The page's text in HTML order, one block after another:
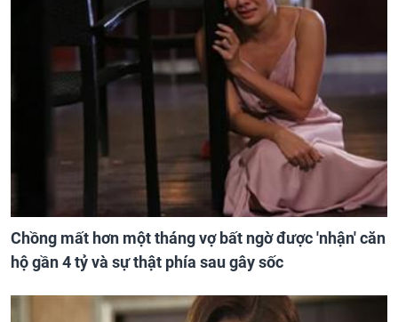
Chồng mất hơn một tháng vợ bất ngờ được 'nhận' căn
hộ gần 4 tỷ và sự thật phía sau gây sốc